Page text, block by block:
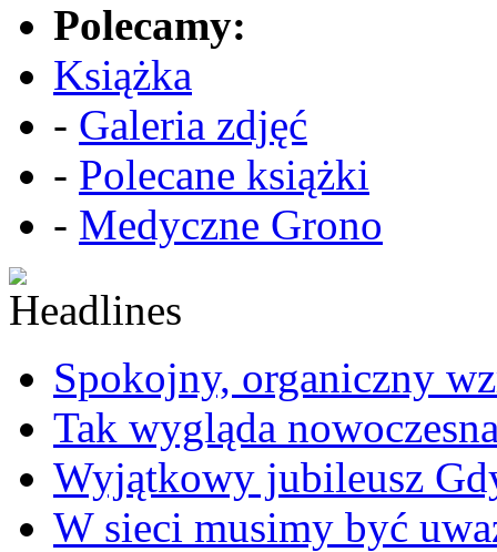
Polecamy:
Książka
- Galeria zdjęć
- Polecane książki
- Medyczne Grono
Spokojny, organiczny
Tak wygląda
Wyjątkowy jubileusz
W sieci musimy być